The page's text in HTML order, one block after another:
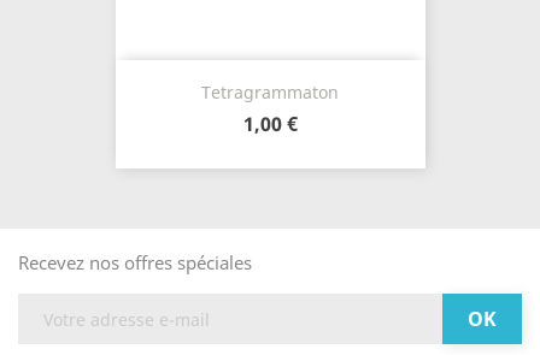
Tetragrammaton
1,00 €
Recevez nos offres spéciales